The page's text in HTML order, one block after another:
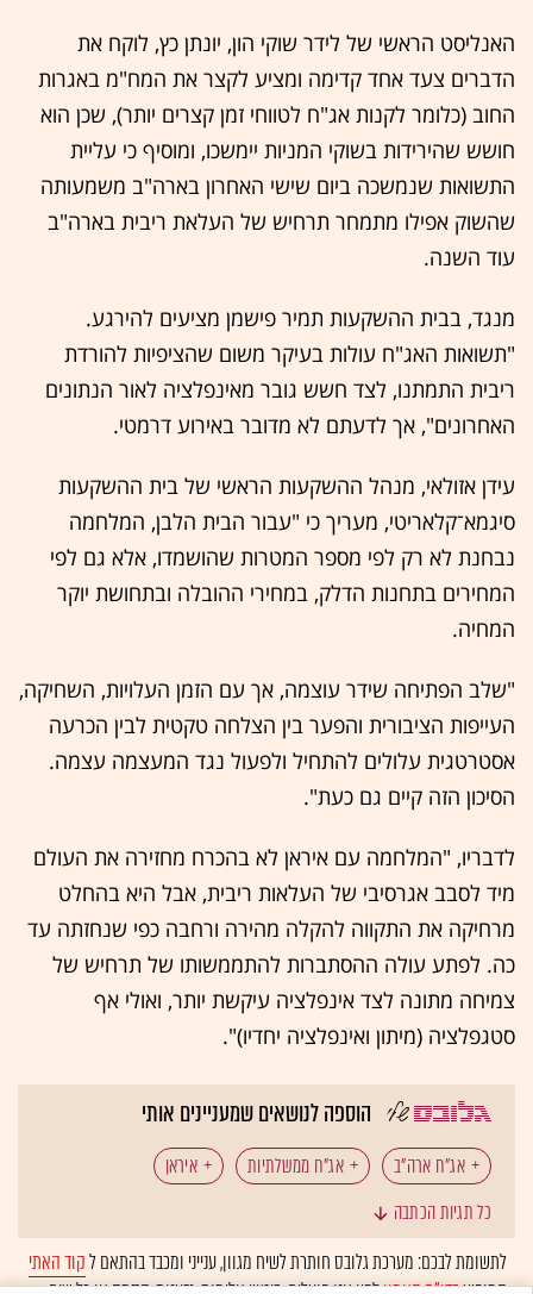
האנליסט הראשי של לידר שוקי הון, יונתן כץ, לוקח את
הדברים צעד אחד קדימה ומציע לקצר את המח"מ באגרות
החוב (כלומר לקנות אג"ח לטווחי זמן קצרים יותר), שכן הוא
חושש שהירידות בשוקי המניות יימשכו, ומוסיף כי עליית
התשואות שנמשכה ביום שישי האחרון בארה"ב משמעותה
שהשוק אפילו מתמחר תרחיש של העלאת ריבית בארה"ב
עוד השנה.
מנגד, בבית ההשקעות תמיר פישמן מציעים להירגע.
"תשואות האג"ח עולות בעיקר משום שהציפיות להורדת
ריבית התמתנו, לצד חשש גובר מאינפלציה לאור הנתונים
האחרונים", אך לדעתם לא מדובר באירוע דרמטי.
עידן אזולאי, מנהל ההשקעות הראשי של בית ההשקעות
סיגמא־קלאריטי, מעריך כי "עבור הבית הלבן, המלחמה
נבחנת לא רק לפי מספר המטרות שהושמדו, אלא גם לפי
המחירים בתחנות הדלק, במחירי ההובלה ובתחושת יוקר
המחיה.
"שלב הפתיחה שידר עוצמה, אך עם הזמן העלויות, השחיקה,
העייפות הציבורית והפער בין הצלחה טקטית לבין הכרעה
אסטרטגית עלולים להתחיל ולפעול נגד המעצמה עצמה.
הסיכון הזה קיים גם כעת".
לדבריו, "המלחמה עם איראן לא בהכרח מחזירה את העולם
מיד לסבב אגרסיבי של העלאות ריבית, אבל היא בהחלט
מרחיקה את התקווה להקלה מהירה ורחבה כפי שנחזתה עד
כה. לפתע עולה ההסתברות להתממשותו של תרחיש של
צמיחה מתונה לצד אינפלציה עיקשת יותר, ואולי אף
סטגפלציה (מיתון ואינפלציה יחדיו)".
הוספה לנושאים שמעניינים אותי
אג"ח ארה"ב אג"ח ממשלתיות איראן
כל תגיות הכתבה
לתשומת לבכם: מערכת גלובס חותרת לשיח מגוון, ענייני ומכבד בהתאם לקוד האתי